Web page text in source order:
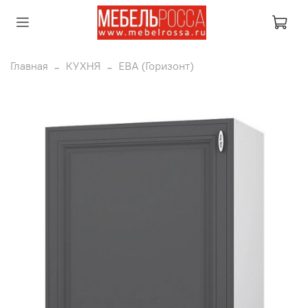
Главная КУХНЯ ЕВА (Горизонт)